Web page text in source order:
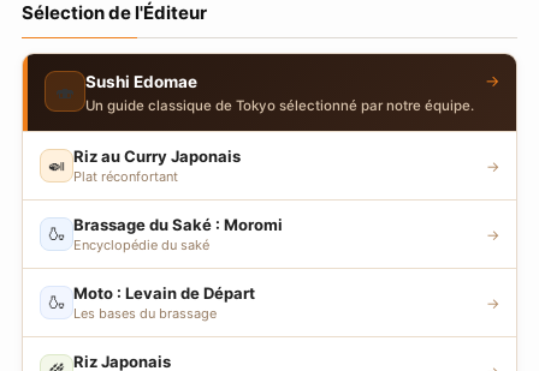
Sélection de l'Éditeur
🍣 Sushi Edomae
Un guide classique de Tokyo sélectionné par notre équipe.
→
🍛 Riz au Curry Japonais
Plat réconfortant
→
🍶 Brassage du Saké : Moromi
Encyclopédie du saké
→
🍶 Moto : Levain de Départ
Les bases du brassage
→
Riz Japonais